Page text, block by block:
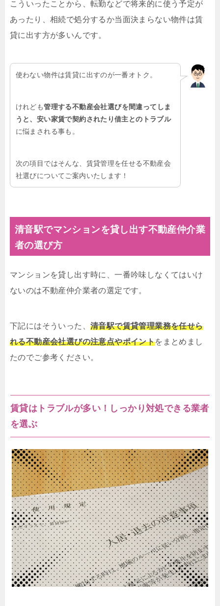
こういったことから、転勤などで将来的に使う予定が
あったり、相続で処分するか当面決まらない物件は賃
貸に出す方が多いんです。
使わない物件は賃貸に出すのが一番オトク。
けれども管理する不動産会社選びを間違ってしま
うと、安い家賃で契約されたり借主とのトラブル
に悩まされる事も。
次の項目ではそんな、賃貸管理を任せる不動産会
社選びについてご案内いたします！
清音駅でマンションを貸し出す不動産仲介業
者の選び方
マンションを貸し出す時に、一番吟味しなくてはいけ
ないのは不動産仲介業者の選定です。
下記にはそういった、 清音駅で賃貸管理業務を任せら
れる不動産会社選びの注意点やポイントをまとめまし
たのでご参考ください。
賃貸はトラブルが多い！しっかり対処できる業者
を選ぶ